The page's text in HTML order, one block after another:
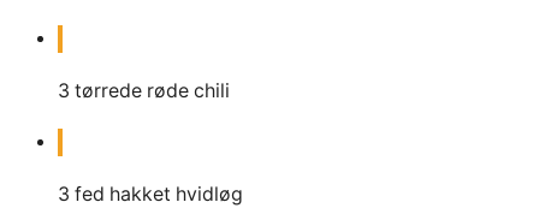
3 tørrede røde chili
3 fed hakket hvidløg